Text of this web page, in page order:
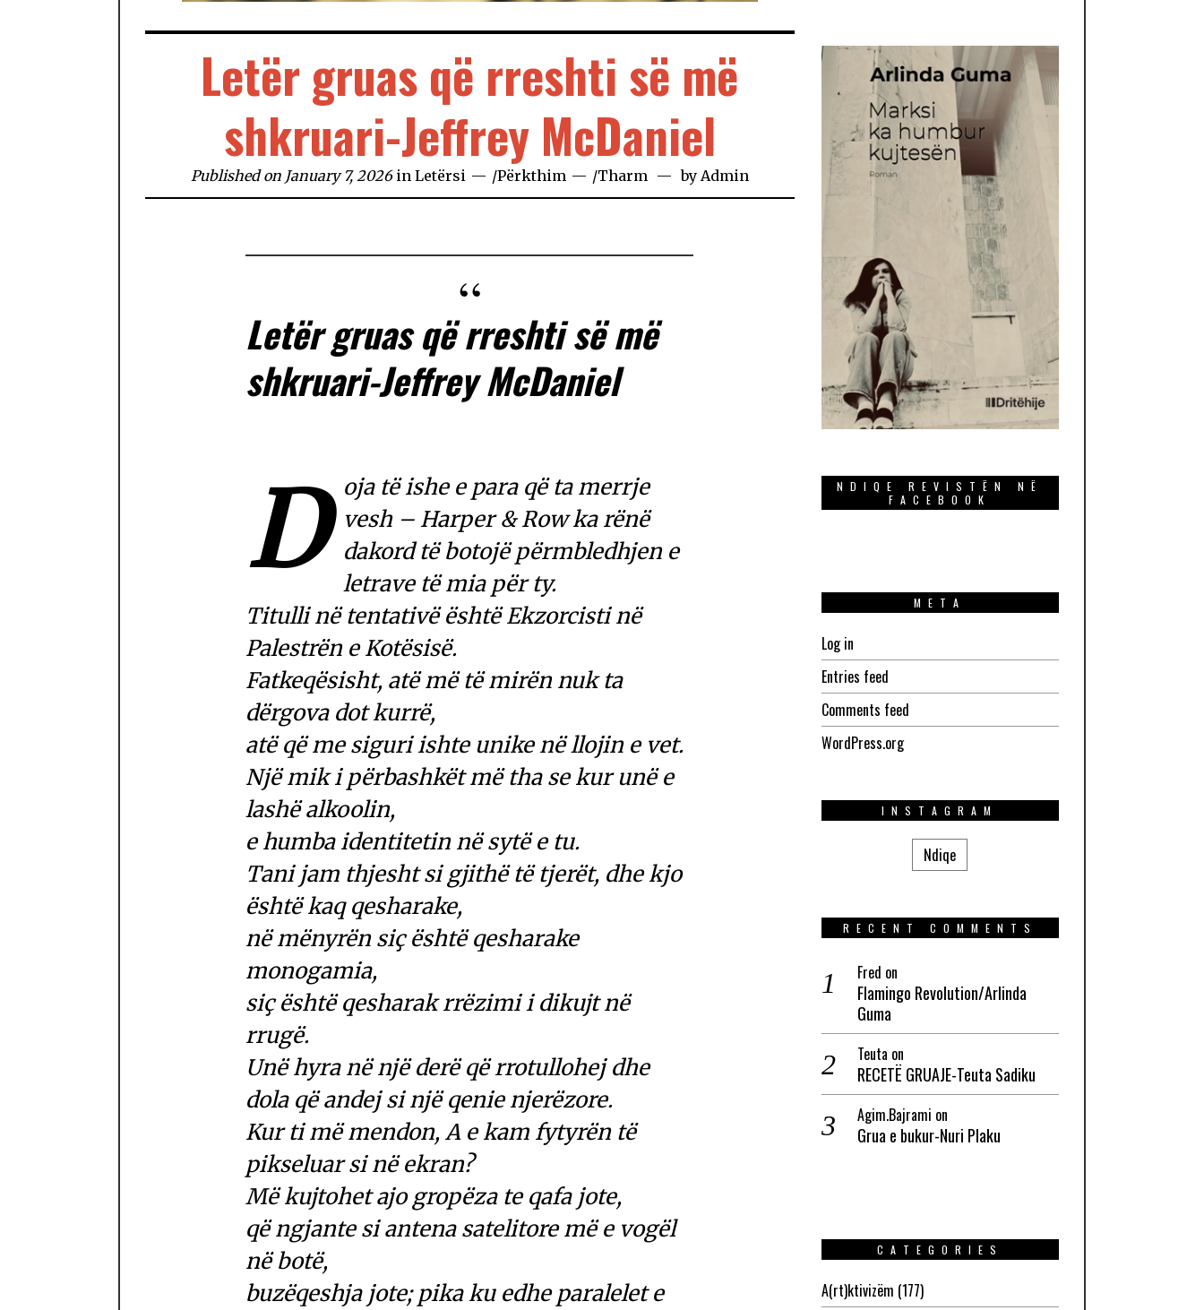
Letër gruas që rreshti së më
shkruari-Jeffrey McDaniel
Published on January 7, 2026 in Letërsi /Përkthim /Tharm by Admin
Letër gruas që rreshti së më
shkruari-Jeffrey McDaniel
D
oja të ishe e para që ta merrje
vesh – Harper & Row ka rënë
dakord të botojë përmbledhjen e
letrave të mia për ty.
Titulli në tentativë është Ekzorcisti në
Palestrën e Kotësisë.
Fatkeqësisht, atë më të mirën nuk ta
dërgova dot kurrë,
atë që me siguri ishte unike në llojin e vet.
Një mik i përbashkët më tha se kur unë e
lashë alkoolin,
e humba identitetin në sytë e tu.
Tani jam thjesht si gjithë të tjerët, dhe kjo
është kaq qesharake,
në mënyrën siç është qesharake
monogamia,
siç është qesharak rrëzimi i dikujt në
rrugë.
Unë hyra në një derë që rrotullohej dhe
dola që andej si një qenie njerëzore.
Kur ti më mendon, A e kam fytyrën të
pikseluar si në ekran?
Më kujtohet ajo gropëza te qafa jote,
që ngjante si antena satelitore më e vogël
në botë,
buzëqeshja jote; pika ku edhe paralelet e
NDIQE REVISTËN NË
FACEBOOK
META
Log in
Entries feed
Comments feed
WordPress.org
INSTAGRAM
Ndiqe
RECENT COMMENTS
Fred on
Flamingo Revolution/Arlinda
Guma
Teuta on
RECETË GRUAJE-Teuta Sadiku
Agim.Bajrami on
Grua e bukur-Nuri Plaku
CATEGORIES
A(rt)ktivizëm (177)